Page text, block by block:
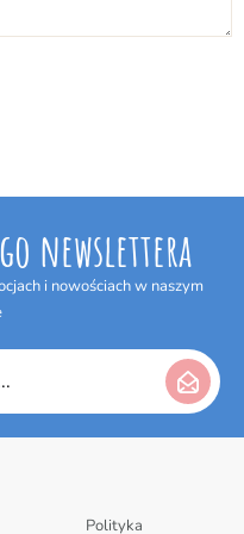
newslettera
i nowościach w naszym
Polityka